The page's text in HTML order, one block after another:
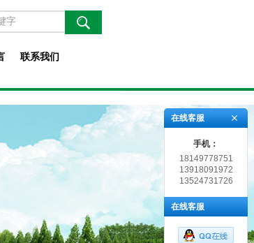
联系我们
在线客服
手机：
18149778751
13918091972
13524731726
在线客服